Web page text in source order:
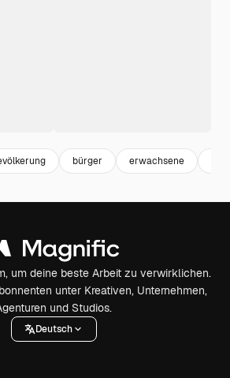
bürger erwachsene
um deine beste Arbeit zu verwirklichen.
unter Kreativen, Unternehmen,
und Studios.
Deutsch